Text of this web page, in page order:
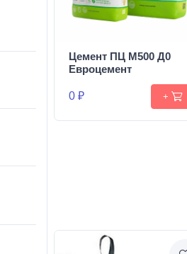
Цемент ПЦ М500 Д0
Евроцемент
0 ₽ +